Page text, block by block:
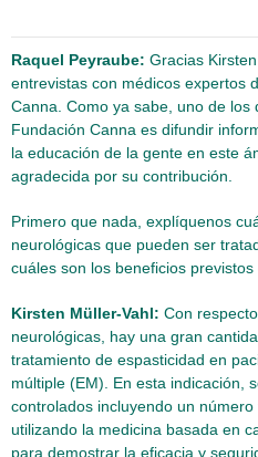
Raquel Peyraube: Gracias
entrevistas con médicos expertos
Canna. Como ya sabe, uno de los
Fundación Canna es difundir
la educación de la gente en este
agradecida por su contribución.
Primero que nada, explíquenos
neurológicas que pueden ser
cuáles son los beneficios previstos
Kirsten Müller-Vahl: Con
neurológicas, hay una gran
tratamiento de espasticidad en
múltiple (EM). En esta indicación,
controlados incluyendo un
utilizando la medicina basada en
para demostrar la eficacia y